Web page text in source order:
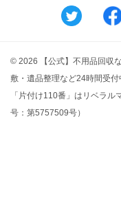
© 2026 【公式】不用品回収
敷・遺品整理など24時間受付
「片付け110番」はリベラ
号：第5757509号）